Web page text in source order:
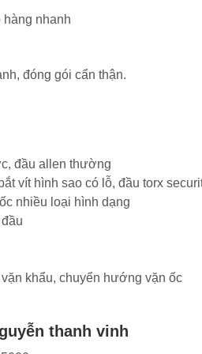
nhanh
đóng gói cẩn thận.
đầu allen thường
vít hình sao có lỗ, đầu torx
nhiều loại hình dạng
khẩu, chuyển hướng vặn ốc
thanh vinh